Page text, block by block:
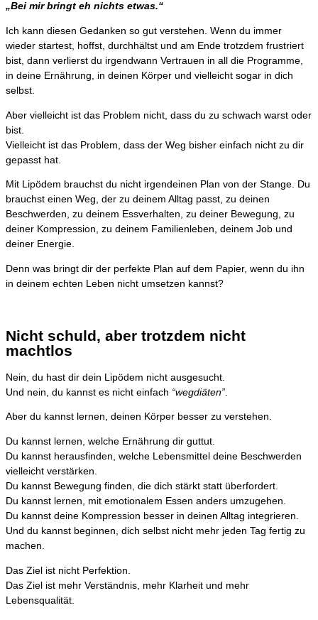
„Bei mir bringt eh nichts etwas.“
Ich kann diesen Gedanken so gut verstehen. Wenn du immer
wieder startest, hoffst, durchhältst und am Ende trotzdem frustriert
bist, dann verlierst du irgendwann Vertrauen in all die Programme,
in deine Ernährung, in deinen Körper und vielleicht sogar in dich
selbst.
Aber vielleicht ist das Problem nicht, dass du zu schwach warst oder
bist.
Vielleicht ist das Problem, dass der Weg bisher einfach nicht zu dir
gepasst hat.
Mit Lipödem brauchst du nicht irgendeinen Plan von der Stange. Du
brauchst einen Weg, der zu deinem Alltag passt, zu deinen
Beschwerden, zu deinem Essverhalten, zu deiner Bewegung, zu
deiner Kompression, zu deinem Familienleben, deinem Job und
deiner Energie.
Denn was bringt dir der perfekte Plan auf dem Papier, wenn du ihn
in deinem echten Leben nicht umsetzen kannst?
Nicht schuld, aber trotzdem nicht
machtlos
Nein, du hast dir dein Lipödem nicht ausgesucht.
Und nein, du kannst es nicht einfach “wegdiäten”
Aber du kannst lernen, deinen Körper besser zu verstehen.
Du kannst lernen, welche Ernährung dir guttut.
Du kannst herausfinden, welche Lebensmittel deine Beschwerden
vielleicht verstärken.
Du kannst Bewegung finden, die dich stärkt statt überfordert.
Du kannst lernen, mit emotionalem Essen anders umzugehen.
Du kannst deine Kompression besser in deinen Alltag integrieren.
Und du kannst beginnen, dich selbst nicht mehr jeden Tag fertig zu
machen.
Das Ziel ist nicht Perfektion.
Das Ziel ist mehr Verständnis, mehr Klarheit und mehr
Lebensqualität.